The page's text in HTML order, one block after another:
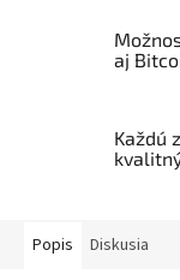
aj
Každú
Popis Diskusia